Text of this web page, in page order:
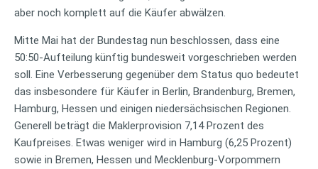
aber noch komplett auf die Käufer abwälzen.
Mitte Mai hat der Bundestag nun beschlossen, dass eine
50:50-Aufteilung künftig bundesweit vorgeschrieben werden
soll. Eine Verbesserung gegenüber dem Status quo bedeutet
das insbesondere für Käufer in Berlin, Brandenburg, Bremen,
Hamburg, Hessen und einigen niedersächsischen Regionen.
Generell beträgt die Maklerprovision 7,14 Prozent des
Kaufpreises. Etwas weniger wird in Hamburg (6,25 Prozent)
sowie in Bremen, Hessen und Mecklenburg-Vorpommern